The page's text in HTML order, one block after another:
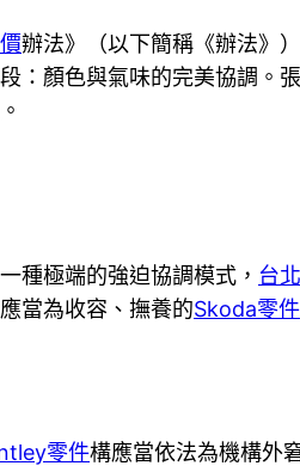
辦法》（以下簡稱《辦法》
：顏色與氣味的完美協調。張
種極端的強迫協調模式， 台
當為收容、撫養的Skoda零件
零件構應當依法為機構外